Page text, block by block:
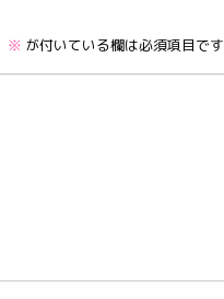
※ が付いている欄は必須項目です